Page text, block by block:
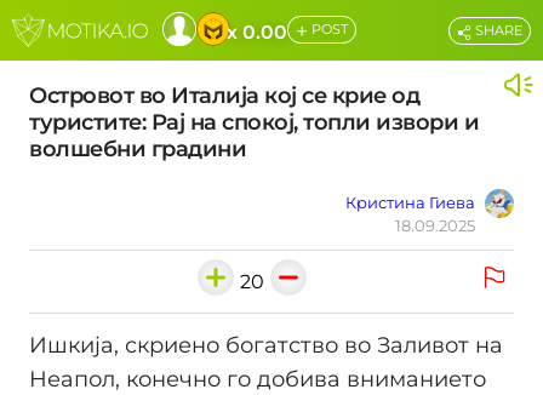
x 0.00 + POST
Островот во Италија кој се крие од
туристите: Рај на спокој, топли извори и
волшебни градини
Кристина Гиева
18.09.2025
SHARE
20
Ишкија, скриено богатство во Заливот на
Неапол, конечно го добива вниманието